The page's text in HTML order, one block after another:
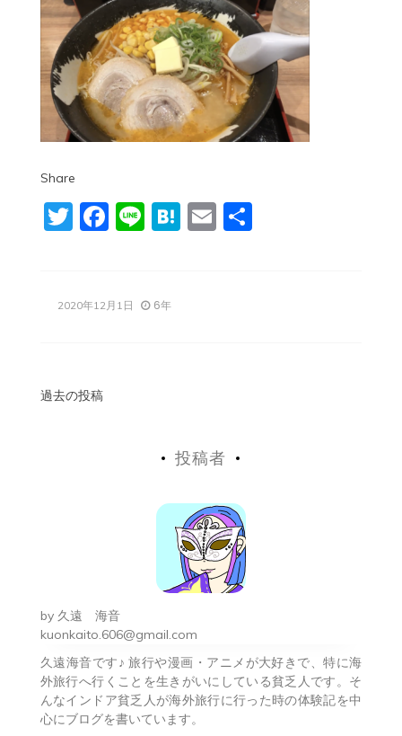
Share
Twitter
Facebook
LineHatena
Email
共
2020年12月1日 6年
投
シ
ョ
ン
過去の投稿
投稿者
by 久遠 海音
kuonkaito.606@gmail.com
久遠海音です♪ 旅行や漫画・アニメが大好きで、特に海
外旅行へ行くことを生きがいにしている貧乏人です。そ
んなインドア貧乏人が海外旅行に行った時の体験記を中
心にブログを書いています。